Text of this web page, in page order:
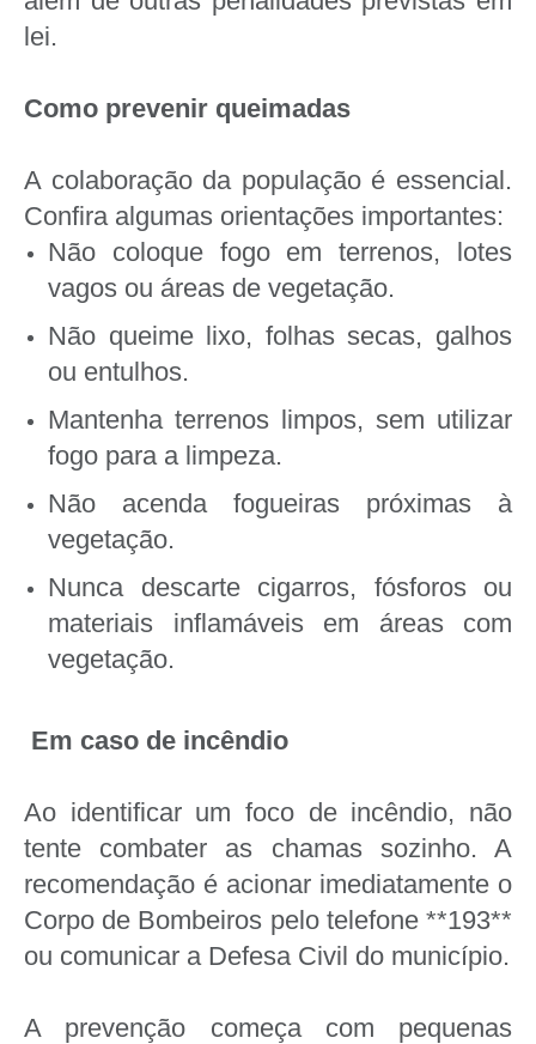
lei.
Como prevenir queimadas
A colaboração da população é essencial.
Confira algumas orientações importantes:
Não coloque fogo em terrenos, lotes
vagos ou áreas de vegetação.
Não queime lixo, folhas secas, galhos
ou entulhos.
Mantenha terrenos limpos, sem utilizar
fogo para a limpeza.
Não acenda fogueiras próximas à
vegetação.
Nunca descarte cigarros, fósforos ou
materiais inflamáveis em áreas com
vegetação.
Em caso de incêndio
Ao identificar um foco de incêndio, não
tente combater as chamas sozinho. A
recomendação é acionar imediatamente o
Corpo de Bombeiros pelo telefone **193**
ou comunicar a Defesa Civil do município.
A prevenção começa com pequenas